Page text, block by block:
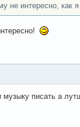
не интересно, как
музыку писать а